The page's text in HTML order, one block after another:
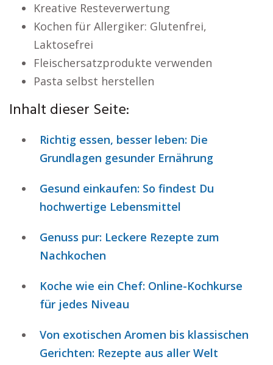
Kreative Resteverwertung
Kochen für Allergiker: Glutenfrei,
Laktosefrei
Fleischersatzprodukte verwenden
Pasta selbst herstellen
Inhalt dieser Seite:
Richtig essen, besser leben: Die
Grundlagen gesunder Ernährung
Gesund einkaufen: So findest Du
hochwertige Lebensmittel
Genuss pur: Leckere Rezepte zum
Nachkochen
Koche wie ein Chef: Online-Kochkurse
für jedes Niveau
Von exotischen Aromen bis klassischen
Gerichten: Rezepte aus aller Welt